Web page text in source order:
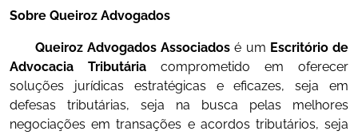
Sobre Queiroz Advogados
Queiroz Advogados Associados é um Escritório de
Advocacia Tributária comprometido em oferecer
soluções jurídicas estratégicas e eficazes, seja em
defesas tributárias, seja na busca pelas melhores
negociações em transações e acordos tributários, seja